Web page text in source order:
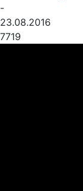
-
23.08.2016
7719